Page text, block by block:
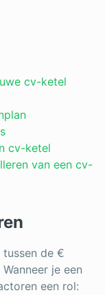
cv-ketel
cv-ketel
van een cv-
de €
je een
een rol: